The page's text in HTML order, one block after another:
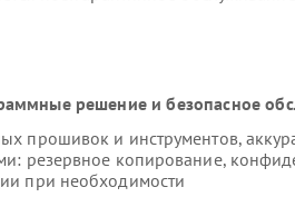
решение и безопасное
прошивок и инструментов,
резервное копирование,
при необходимости